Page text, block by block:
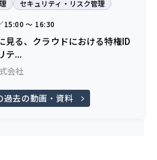
セキュリティ・リスク管理
15:00 〜 16:30
見る、クラウドにおける特権ID
テ...
会社
過去の動画・資料